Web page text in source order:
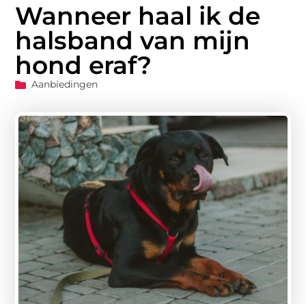
Wanneer haal ik de
halsband van mijn
hond eraf?
Aanbiedingen